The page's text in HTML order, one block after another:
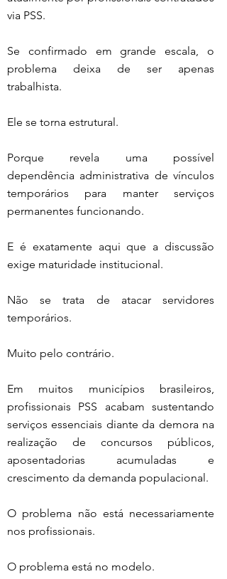
via PSS.
Se confirmado em grande escala, o
problema deixa de ser apenas
trabalhista.
Ele se torna estrutural.
Porque revela uma possível
dependência administrativa de vínculos
temporários para manter serviços
permanentes funcionando.
E é exatamente aqui que a discussão
exige maturidade institucional.
Não se trata de atacar servidores
temporários.
Muito pelo contrário.
Em muitos municípios brasileiros,
profissionais PSS acabam sustentando
serviços essenciais diante da demora na
realização de concursos públicos,
aposentadorias acumuladas e
crescimento da demanda populacional.
O problema não está necessariamente
nos profissionais.
O problema está no modelo.